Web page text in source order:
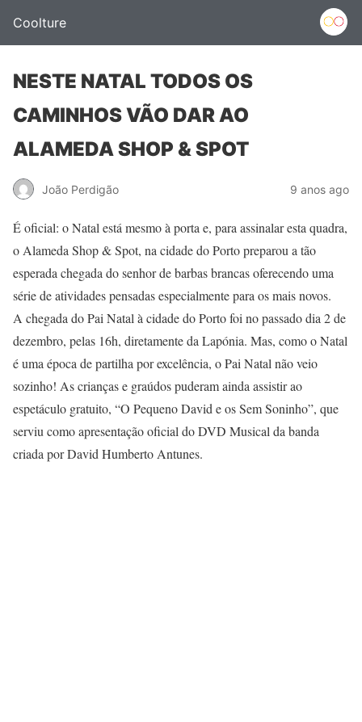
Coolture
NESTE NATAL TODOS OS
CAMINHOS VÃO DAR AO
ALAMEDA SHOP & SPOT
João Perdigão 9 anos ago
É oficial: o Natal está mesmo à porta e, para assinalar esta quadra,
o Alameda Shop & Spot, na cidade do Porto preparou a tão
esperada chegada do senhor de barbas brancas oferecendo uma
série de atividades pensadas especialmente para os mais novos.
A chegada do Pai Natal à cidade do Porto foi no passado dia 2 de
dezembro, pelas 16h, diretamente da Lapónia. Mas, como o Natal
é uma época de partilha por excelência, o Pai Natal não veio
sozinho! As crianças e graúdos puderam ainda assistir ao
espetáculo gratuito, “O Pequeno David e os Sem Soninho”, que
serviu como apresentação oficial do DVD Musical da banda
criada por David Humberto Antunes.